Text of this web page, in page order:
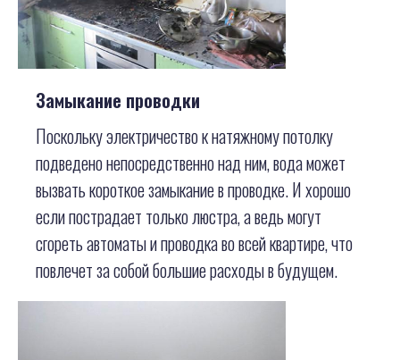
Замыкание проводки
Поскольку электричество к натяжному потолку
подведено непосредственно над ним, вода может
вызвать короткое замыкание в проводке. И хорошо
если пострадает только люстра, а ведь могут
сгореть автоматы и проводка во всей квартире, что
повлечет за собой большие расходы в будущем.